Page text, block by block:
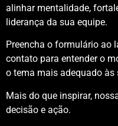
alinhar mentalidade,
liderança da sua equipe.
Preencha o formulário ao
contato para entender o
o tema mais adequado às
Mais do que inspirar,
decisão e ação.